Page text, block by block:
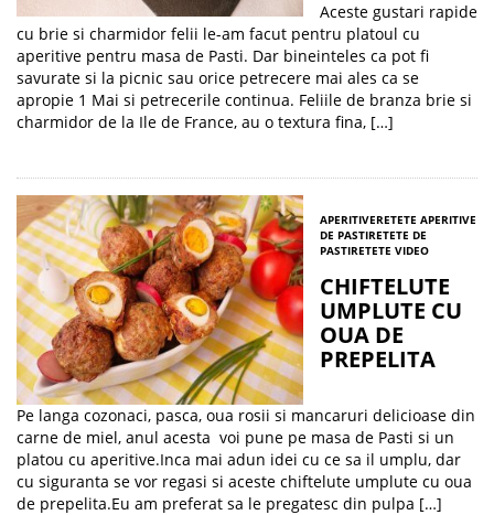
Aceste gustari rapide
cu brie si charmidor felii le-am facut pentru platoul cu
aperitive pentru masa de Pasti. Dar bineinteles ca pot fi
savurate si la picnic sau orice petrecere mai ales ca se
apropie 1 Mai si petrecerile continua. Feliile de branza brie si
charmidor de la Ile de France, au o textura fina, […]
APERITIVERETETE APERITIVE
DE PASTIRETETE DE
PASTIRETETE VIDEO
CHIFTELUTE
UMPLUTE CU
OUA DE
PREPELITA
Pe langa cozonaci, pasca, oua rosii si mancaruri delicioase din
carne de miel, anul acesta voi pune pe masa de Pasti si un
platou cu aperitive.Inca mai adun idei cu ce sa il umplu, dar
cu siguranta se vor regasi si aceste chiftelute umplute cu oua
de prepelita.Eu am preferat sa le pregatesc din pulpa […]